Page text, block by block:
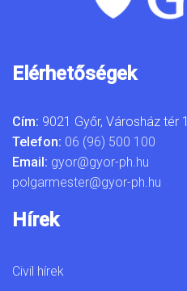
Elérhetőségek
Cím: 9021 Győr, Városház tér 1.
Telefon: 06 (96) 500 100
Email: gyor@gyor-ph.hu
polgarmester@gyor-ph.hu
Hírek
Civil hírek